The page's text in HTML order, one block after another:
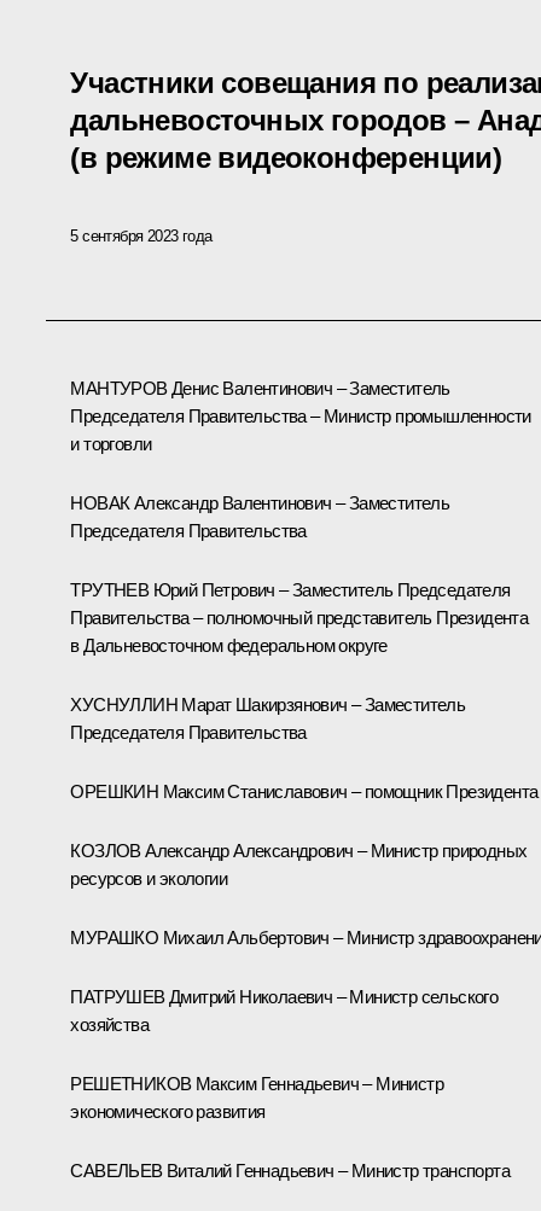
Участники совещания по
дальневосточных городов –
(в режиме видеоконференции)
5 сентября 2023 года
МАНТУРОВ Денис Валентинович – Заместитель
Председателя Правительства – Министр промышленности
и торговли
НОВАК Александр Валентинович – Заместитель
Председателя Правительства
ТРУТНЕВ Юрий Петрович – Заместитель Председателя
Правительства – полномочный представитель Президента
в Дальневосточном федеральном округе
ХУСНУЛЛИН Марат Шакирзянович – Заместитель
Председателя Правительства
ОРЕШКИН Максим Станиславович – помощник Президента
КОЗЛОВ Александр Александрович – Министр природных
ресурсов и экологии
МУРАШКО Михаил Альбертович – Министр
ПАТРУШЕВ Дмитрий Николаевич – Министр сельского
хозяйства
РЕШЕТНИКОВ Максим Геннадьевич – Министр
экономического развития
САВЕЛЬЕВ Виталий Геннадьевич – Министр транспорта